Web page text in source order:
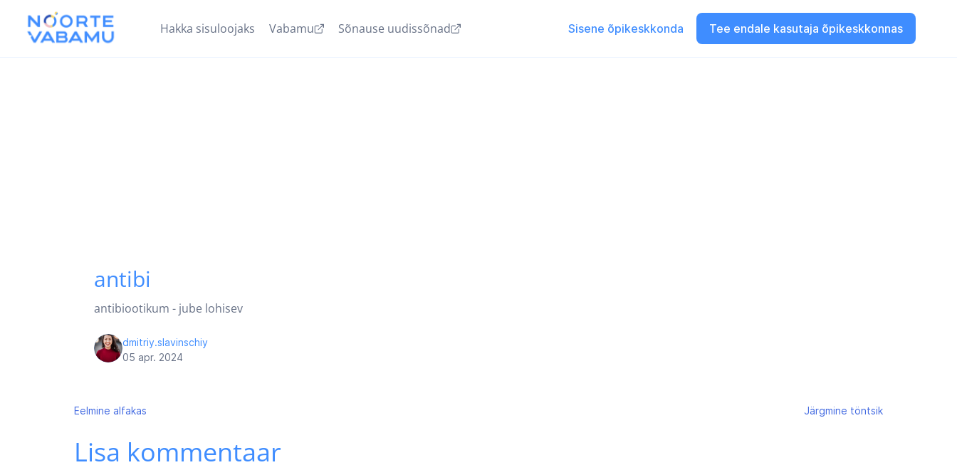
Hakka sisuloojaks Vabamu Sõnause uudissõnad Sisene õpikeskkonda Tee endale kasutaja õpikeskkonnas
antibi
antibiootikum - jube lohisev
dmitriy.slavinschiy
05 apr. 2024
Navigeerimine
Eelmine alfakas Järgmine töntsik
Lisa kommentaar